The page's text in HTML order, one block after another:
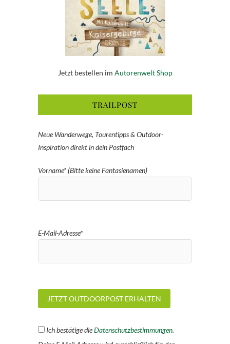
Jetzt bestellen im Autorenwelt Shop
TRAILPOST
Neue Wanderwege, Tourentipps & Outdoor-
Inspiration direkt in dein Postfach
Vorname* (Bitte keine Fantasienamen)
E-Mail-Adresse*
Ich bestätige dieDatenschutzbestimmungen.